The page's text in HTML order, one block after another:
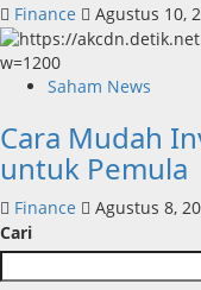
Finance Agustus 10,
Saham News
Cara Mudah
untuk Pemula
Finance Agustus 8,
Cari